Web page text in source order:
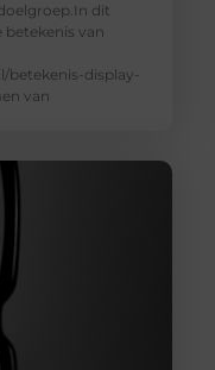
dit
betekenis van
display-
van